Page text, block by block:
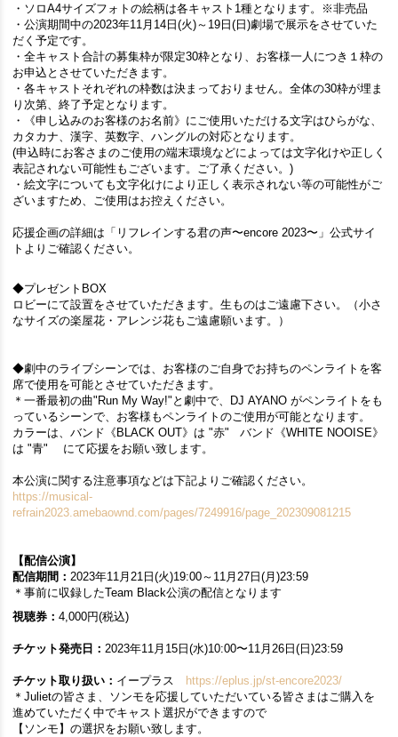
・ソロA4サイズフォトの絵柄は各キャスト1種となります。※非売品
・公演期間中の2023年11月14日(火)～19日(日)劇場で展示をさせていた
だく予定です。
・全キャスト合計の募集枠が限定30枠となり、お客様一人につき１枠の
お申込とさせていただきます。
・各キャストそれぞれの枠数は決まっておりません。全体の30枠が埋ま
り次第、終了予定となります。
・《申し込みのお客様のお名前》にご使用いただける文字はひらがな、
カタカナ、漢字、英数字、ハングルの対応となります。
(申込時にお客さまのご使用の端末環境などによっては文字化けや正しく
表記されない可能性もございます。ご了承ください。)
・絵文字についても文字化けにより正しく表示されない等の可能性がご
ざいますため、ご使用はお控えください。
応援企画の詳細は「リフレインする君の声〜encore 2023〜」公式サイ
トよりご確認ください。
◆プレゼントBOX
ロビーにて設置をさせていただきます。生ものはご遠慮下さい。（小さ
なサイズの楽屋花・アレンジ花もご遠慮願います。）
◆劇中のライブシーンでは、お客様のご自身でお持ちのペンライトを客
席で使用を可能とさせていただきます。
＊一番最初の曲"Run My Way!"と劇中で、DJ AYANO がペンライトをも
っているシーンで、お客様もペンライトのご使用が可能となります。
カラーは、バンド《BLACK OUT》は "赤" バンド《WHITE NOOISE》
は "青" にて応援をお願い致します。
本公演に関する注意事項などは下記よりご確認ください。
https://musical-
refrain2023.amebaownd.com/pages/7249916/page_202309081215
【配信公演】
配信期間： 2023年11月21日(火)19:00～11月27日(月)23:59
＊事前に収録したTeam Black公演の配信となります
視聴券： 4,000円(税込)
チケット発売日： 2023年11月15日(水)10:00〜11月26日(日)23:59
チケット取り扱い： イープラス
https://eplus.jp/st-encore2023/
＊Julietの皆さま、ソンモを応援していただいている皆さまはご購入を
進めていただく中でキャスト選択ができますので
【ソンモ】の選択をお願い致します。